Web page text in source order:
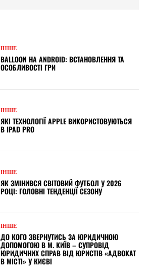
ІНШЕ
BALLOON НА ANDROID: ВСТАНОВЛЕННЯ ТА
ОСОБЛИВОСТІ ГРИ
ІНШЕ
ЯКІ ТЕХНОЛОГІЇ APPLE ВИКОРИСТОВУЮТЬСЯ
В IPAD PRO
ІНШЕ
ЯК ЗМІНИВСЯ СВІТОВИЙ ФУТБОЛ У 2026
РОЦІ: ГОЛОВНІ ТЕНДЕНЦІЇ СЕЗОНУ
ІНШЕ
ДО КОГО ЗВЕРНУТИСЬ ЗА ЮРИДИЧНОЮ
ДОПОМОГОЮ В М. КИЇВ – СУПРОВІД
ЮРИДИЧНИХ СПРАВ ВІД ЮРИСТІВ «АДВОКАТ
В МІСТІ» У КИЄВІ